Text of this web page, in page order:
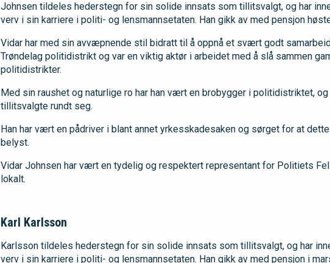
Johnsen tildeles hederstegn for sin solide innsats som tillitsvalgt, og har
verv i sin karriere i politi- og lensmannsetaten. Han gikk av med pensjon
Vidar har med sin avvæpnende stil bidratt til å oppnå et svært godt
Trøndelag politidistrikt og var en viktig aktør i arbeidet med å slå sammen
politidistrikter.
Med sin raushet og naturlige ro har han vært en brobygger i politidistriktet,
tillitsvalgte rundt seg.
Han har vært en pådriver i blant annet yrkesskadesaken og sørget for at
belyst.
Vidar Johnsen har vært en tydelig og respektert representant for Politiets
lokalt.
Karl Karlsson
Karlsson tildeles hederstegn for sin solide innsats som tillitsvalgt, og har
verv i sin karriere i politi- og lensmannsetaten. Han gikk av med pensjon i